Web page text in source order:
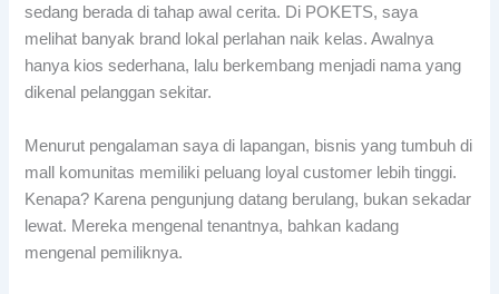
sedang berada di tahap awal cerita. Di POKETS, saya
melihat banyak brand lokal perlahan naik kelas. Awalnya
hanya kios sederhana, lalu berkembang menjadi nama yang
dikenal pelanggan sekitar.
Menurut pengalaman saya di lapangan, bisnis yang tumbuh di
mall komunitas memiliki peluang loyal customer lebih tinggi.
Kenapa? Karena pengunjung datang berulang, bukan sekadar
lewat. Mereka mengenal tenantnya, bahkan kadang
mengenal pemiliknya.